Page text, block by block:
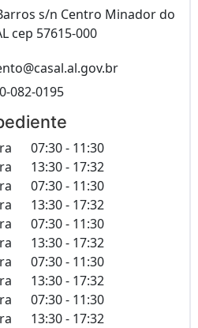
s/n Centro Minador do
cep 57615-000
082-0195
07:30 - 11:30
13:30 - 17:32
07:30 - 11:30
13:30 - 17:32
07:30 - 11:30
13:30 - 17:32
07:30 - 11:30
13:30 - 17:32
07:30 - 11:30
13:30 - 17:32